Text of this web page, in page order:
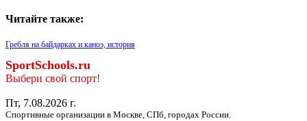
Читайте также:
Гребля на байдарках и каноэ, история
SportSchools.ru
Выбери свой спорт!
Пт, 7.08.2026 г.
Спортивные организации в Москве, СПб, городах России.